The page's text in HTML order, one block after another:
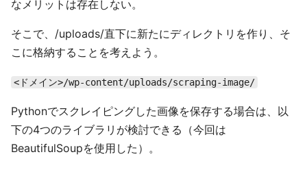
なメリットは存在しない。
そこで、/uploads/直下に新たにディレクトリを作り、そ
こに格納することを考えよう。
<ドメイン>/wp-content/uploads/scraping-image/
Pythonでスクレイピングした画像を保存する場合は、以
下の4つのライブラリが検討できる（今回は
BeautifulSoupを使用した）。